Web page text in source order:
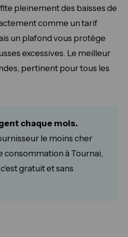
pleinement des baisses de
comme un tarif
un plafond vous protège
excessives. Le meilleur
pertinent pour tous les
chaque mois.
le moins cher
consommation à Tournai,
gratuit et sans